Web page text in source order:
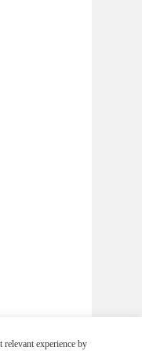
relevant experience by